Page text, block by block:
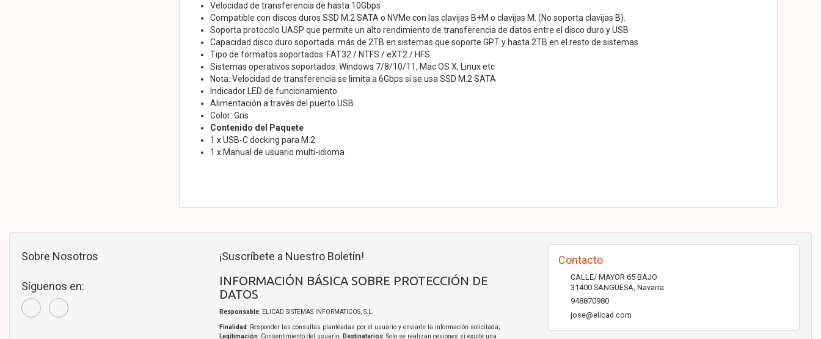
Velocidad de transferencia de hasta 10Gbps
Compatible con discos duros SSD M.2 SATA o NVMe con las clavijas B+M o clavijas M. (No soporta clavijas B).
Soporta protocolo UASP que permite un alto rendimiento de transferencia de datos entre el disco duro y USB
Capacidad disco duro soportada: más de 2TB en sistemas que soporte GPT y hasta 2TB en el resto de sistemas
Tipo de formatos soportados: FAT32 / NTFS / eXT2 / HFS.
Sistemas operativos soportados: Windows 7/8/10/11, Mac OS X, Linux etc
Nota: Velocidad de transferencia se limita a 6Gbps si se usa SSD M.2 SATA
Indicador LED de funcionamiento
Alimentación a través del puerto USB
Color: Gris
Contenido del Paquete
1 x USB-C docking para M.2
1 x Manual de usuario multi-idioma
Sobre Nosotros
Síguenos en:
¡Suscríbete a Nuestro Boletín!
INFORMACIÓN BÁSICA SOBRE PROTECCIÓN DE
DATOS
Responsable: ELICAD SISTEMAS INFORMATICOS, S.L.
Finalidad: Responder las consultas planteadas por el usuario y enviarle la información solicitada;
Legitimación: Consentimiento del usuario; Destinatarios: Solo se realizan cesiones si existe una
Contacto
CALLE/ MAYOR 65 BAJO
31400 SANGÜESA, Navarra
948870980
jose@elicad.com